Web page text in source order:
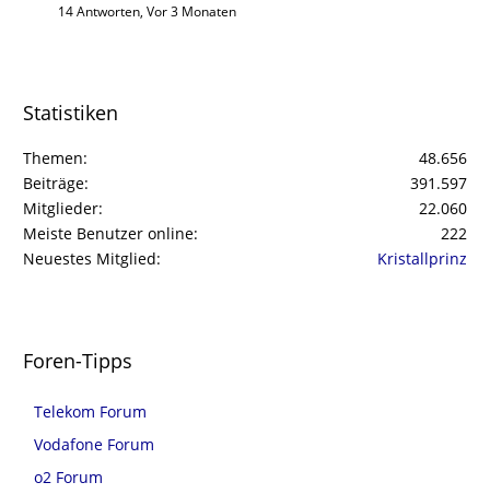
14 Antworten, Vor 3 Monaten
Statistiken
Themen
48.656
Beiträge
391.597
Mitglieder
22.060
Meiste Benutzer online
222
Neuestes Mitglied
Kristallprinz
Foren-Tipps
Telekom Forum
Vodafone Forum
o2 Forum